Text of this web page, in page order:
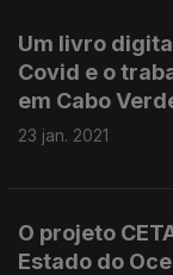
Um livro
Covid e o
em Cabo
23 jan. 2021
O projeto
Estado do